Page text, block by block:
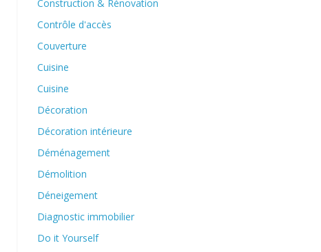
Construction & Rénovation
Contrôle d'accès
Couverture
Cuisine
Cuisine
Décoration
Décoration intérieure
Déménagement
Démolition
Déneigement
Diagnostic immobilier
Do it Yourself